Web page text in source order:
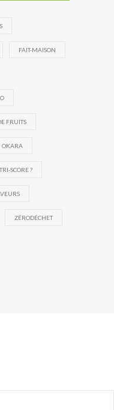
FAIT-MAISON
FRUITS
OKARA
SCORE ?
ZÉRODÉCHET